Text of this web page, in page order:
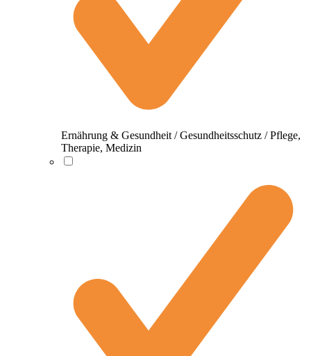
Ernährung & Gesundheit / Gesundheitsschutz / Pflege,
Therapie, Medizin